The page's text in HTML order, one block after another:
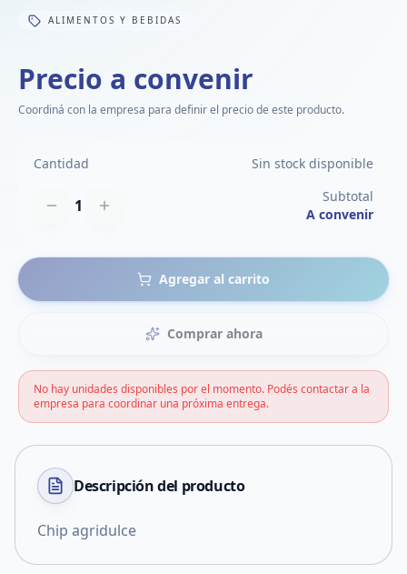
ALIMENTOS Y BEBIDAS
Precio a convenir
Coordiná con la empresa para definir el precio de este producto.
Cantidad Sin stock disponible
1
Subtotal
A convenir
Agregar al carrito
Comprar ahora
No hay unidades disponibles por el momento. Podés contactar a la
empresa para coordinar una próxima entrega.
Descripción del producto
Chip agridulce